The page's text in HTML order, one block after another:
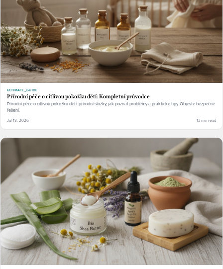
ULTIMATE_GUIDE
Přírodní péče o citlivou pokožku dětí: Kompletní průvodce
Přírodní péče o citlivou pokožku dětí: přírodní složky, jak poznat problémy a praktické tipy. Objevte bezpečné
řešení.
Jul 18, 2026 13 min read